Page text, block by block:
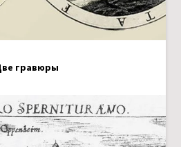
гравюры